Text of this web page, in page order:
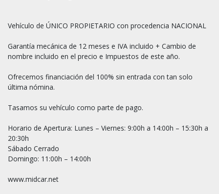
Vehículo de ÚNICO PROPIETARIO con procedencia NACIONAL
Garantía mecánica de 12 meses e IVA incluido + Cambio de
nombre incluido en el precio e Impuestos de este año.
Ofrecemos financiación del 100% sin entrada con tan solo
última nómina.
Tasamos su vehículo como parte de pago.
Horario de Apertura: Lunes – Viernes: 9:00h a 14:00h – 15:30h a
20:30h
Sábado Cerrado
Domingo: 11:00h – 14:00h
www.midcar.net